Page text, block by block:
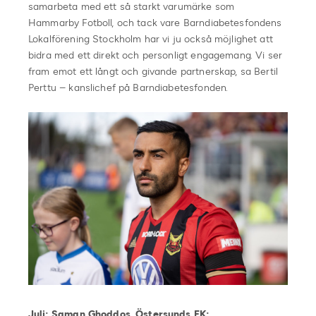
samarbeta med ett så starkt varumärke som
Hammarby Fotboll, och tack vare Barndiabetesfondens
Lokalförening Stockholm har vi ju också möjlighet att
bidra med ett direkt och personligt engagemang. Vi ser
fram emot ett långt och givande partnerskap, sa Bertil
Perttu – kanslichef på Barndiabetesfonden.